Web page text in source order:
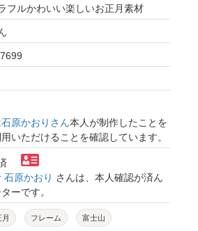
フルかわいい楽しいお正月素材
石原かおりさん本人が制作したことを
いただけることを確認しています。
石原かおり さんは、本人確認が済ん
ーです。
フレーム 富士山